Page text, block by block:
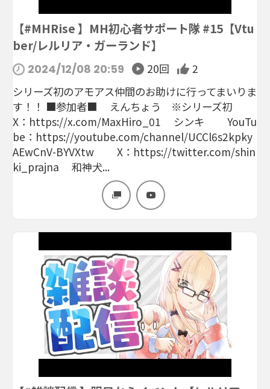
【#MHRise 】MH初心者サポート隊 #15【Vtu
ber/レルリア・ガーランド】
2024/12/08 20:59 20回
2
シリーズ初のアモアス仲間のお助けに行ってまいりま
す！！ ■参加者■ えんちょう ※シリーズ初
X：https://x.com/MaxHiro_01 シンキ YouTu
be：https://youtube.com/channel/UCCl6s2kpky
AEwCnV-BYVXtw X：https://twitter.com/shin
ki_prajna 和神犬...